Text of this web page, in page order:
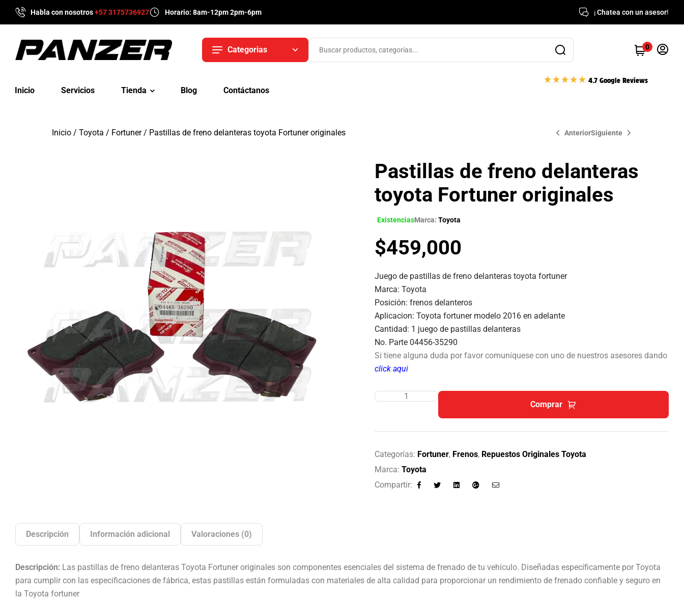
Habla con nosotros+57 3175736927 Horario: 8am-12pm 2pm-6pm ¡Chatea con un asesor!
Categorias 0
Inicio Servicios Tienda Blog Contáctanos
4.7 Google Reviews
Inicio / Toyota / Fortuner/ Pastillas de freno delanteras toyota Fortuner originales Anterior
$ 1,080,000
Siguiente
$ 652,700
$ 587,430
Pastillas de freno delanteras
toyota Fortuner originales
ExistenciasMarca:Toyota
$459,000
Juego de pastillas de freno delanteras toyota fortuner
Marca: Toyota
Posición: frenos delanteros
Aplicacion: Toyota fortuner modelo 2016 en adelante
Cantidad: 1 juego de pastillas delanteras
No. Parte 04456-35290
Si tiene alguna duda por favor comuníquese con uno de nuestros asesores dando
click aqui
Comprar
Categorías: Fortuner, Frenos, Repuestos Originales Toyota
Marca:Toyota
Compartir:
Descripción Información adicional Valoraciones (0)
Descripción: Las pastillas de freno delanteras Toyota Fortuner originales son componentes esenciales del sistema de frenado de tu vehículo. Diseñadas específicamente por Toyota
para cumplir con las especificaciones de fábrica, estas pastillas están formuladas con materiales de alta calidad para proporcionar un rendimiento de frenado confiable y seguro en
la Toyota fortuner